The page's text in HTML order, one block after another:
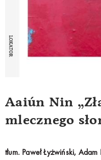
Aaiún Nin
mlecznego
tłum. Paweł Łyżwiński, Adam